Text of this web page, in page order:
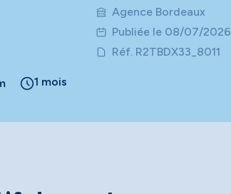
Agence Bordeaux
Publiée le 08/07/2026
Réf. R2TBDX33_8011
1 mois